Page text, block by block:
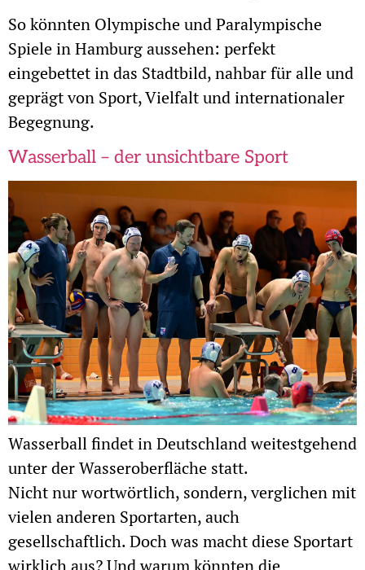
So könnten Olympische und Paralympische
Spiele in Hamburg aussehen: perfekt
eingebettet in das Stadtbild, nahbar für alle und
geprägt von Sport, Vielfalt und internationaler
Begegnung.
Wasserball – der unsichtbare Sport
Wasserball findet in Deutschland weitestgehend
unter der Wasseroberfläche statt.
Nicht nur wortwörtlich, sondern, verglichen mit
vielen anderen Sportarten, auch
gesellschaftlich. Doch was macht diese Sportart
wirklich aus? Und warum könnten die